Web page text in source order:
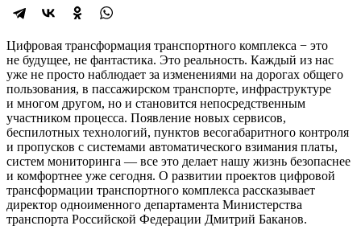
Цифровая трансформация транспортного комплекса − это
не будущее, не фантастика. Это реальность. Каждый из нас
уже не просто наблюдает за изменениями на дорогах общего
пользования, в пассажирском транспорте, инфраструктуре
и многом другом, но и становится непосредственным
участником процесса. Появление новых сервисов,
беспилотных технологий, пунктов весогабаритного контроля
и пропусков с системами автоматического взимания платы,
систем мониторинга — все это делает нашу жизнь безопаснее
и комфортнее уже сегодня. О развитии проектов цифровой
трансформации транспортного комплекса рассказывает
директор одноименного департамента Министерства
транспорта Российской Федерации Дмитрий Баканов.